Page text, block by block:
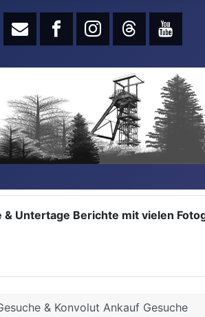
& Untertage Berichte mit vielen
& Konvolut Ankauf Gesuche